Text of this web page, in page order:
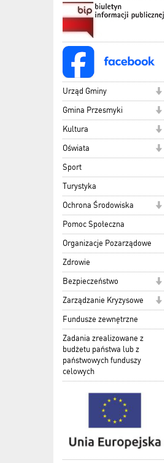
Urząd Gminy
Gmina Przesmyki
Kultura
Oświata
Sport
Turystyka
Ochrona Środowiska
Pomoc Społeczna
Organizacje Pozarządowe
Zdrowie
Bezpieczeństwo
Zarządzanie Kryzysowe
Fundusze zewnętrzne
Zadania zrealizowane z
budżetu państwa lub z
państwowych funduszy
celowych